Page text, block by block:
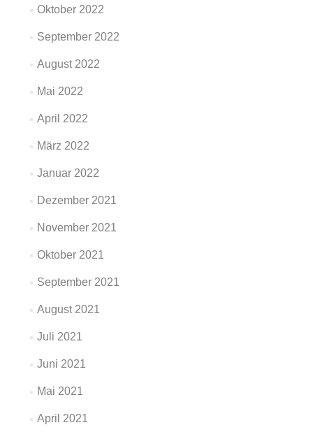
Oktober 2022
September 2022
August 2022
Mai 2022
April 2022
März 2022
Januar 2022
Dezember 2021
November 2021
Oktober 2021
September 2021
August 2021
Juli 2021
Juni 2021
Mai 2021
April 2021